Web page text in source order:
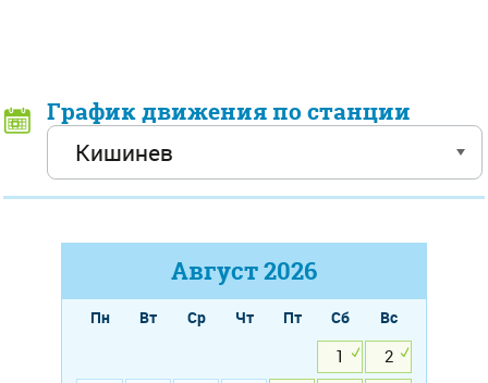
График движения по станции
Август2026
Пн Вт Ср Чт Пт Сб
Вс
1
2